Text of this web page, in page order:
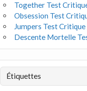
Together Test
Obsession Test
Jumpers Test
Descente Mortelle
Étiquettes